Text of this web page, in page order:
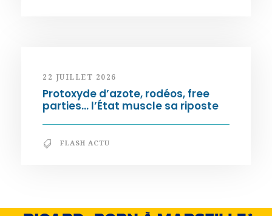
22 JUILLET 2026
Protoxyde d’azote, rodéos, free
parties… l’État muscle sa riposte
FLASH ACTU